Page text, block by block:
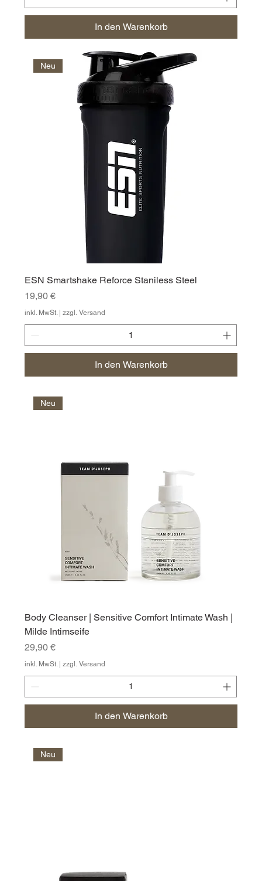
In den Warenkorb
Neu
ESN Smartshake Reforce Staniless Steel
Preis
19,90 €
inkl. MwSt. |zzgl. Versand
In den Warenkorb
Neu
Body Cleanser | Sensitive Comfort Intimate Wash |
Milde Intimseife
Preis
29,90 €
inkl. MwSt.|zzgl. Versand
In den Warenkorb
Neu